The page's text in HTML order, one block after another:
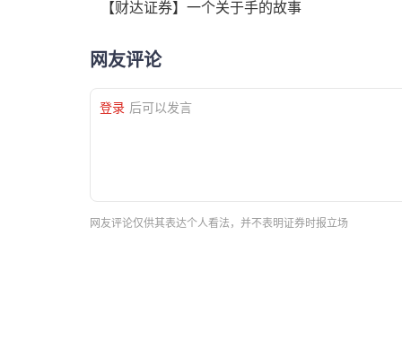
【财达证券】一个关于手的故事
网友评论
登录 后可以发言
网友评论仅供其表达个人看法，并不表明证券时报立场